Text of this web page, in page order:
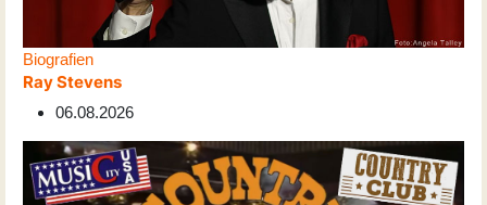
Biografien
Ray Stevens
06.08.2026